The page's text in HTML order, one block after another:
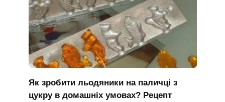
Як зробити льодяники на паличці з
цукру в домашніх умовах? Рецепт